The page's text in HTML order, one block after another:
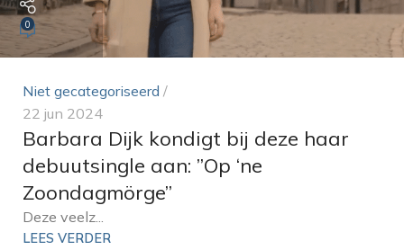
0
Niet gecategoriseerd
22 jun 2024
Barbara Dijk kondigt bij deze haar
debuutsingle aan: ”Op ‘ne
Zoondagmörge”
Deze veelz...
LEES VERDER